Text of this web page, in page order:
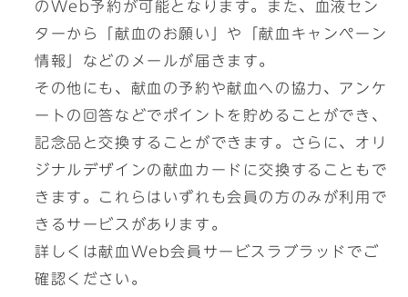
のWeb予約が可能となります。また、血液セン
ターから「献血のお願い」や「献血キャンペーン
情報」などのメールが届きます。
その他にも、献血の予約や献血への協力、アンケ
ートの回答などでポイントを貯めることができ、
記念品と交換することができます。さらに、オリ
ジナルデザインの献血カードに交換することもで
きます。これらはいずれも会員の方のみが利用で
きるサービスがあります。
詳しくは献血Web会員サービスラブラッドでご
確認ください。